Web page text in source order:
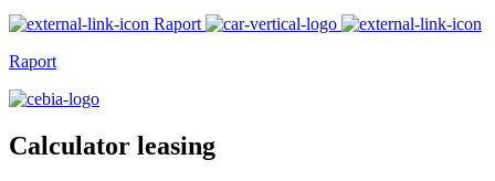
Raport
Raport
Calculator leasing